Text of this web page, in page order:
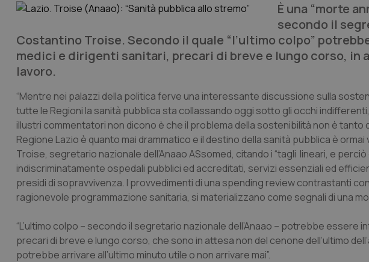
È una “morte
secondo il
Costantino Troise. Secondo il quale “l’ultimo colpo”
medici e dirigenti sanitari, precari di breve e lungo corso, in
lavoro.
“Mentre nei palazzi della politica ferve una interessante discussione sulla
tutte le Regioni la sanità pubblica sta collassando oggi sotto gli occhi
illustri commentatori non dicono è che il problema della sostenibilità non è
Regione Lazio è quanto mai drammatico e il destino della sanità pubblica è ormai
Troise, segretario nazionale dell’Anaao ASsomed, citando i “tagli lineari, e
indiscriminatamente ospedali pubblici ed accreditati, servizi essenziali ed
presidi di sopravvivenza. I provvedimenti di una spending review contrastanti
ragionevole programmazione sanitaria, si materializzano come segnali di una
“L’ultimo colpo – secondo il segretario nazionale dell’Anaao – potrebbe essere
precari di breve e lungo corso, che sono in attesa non del cenone dell’ultimo
potrebbe arrivare all’ultimo minuto utile o non arrivare mai”.